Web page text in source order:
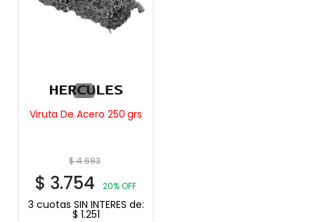
Viruta De Acero 250 grs
$4.693
$ 3.754 20% OFF
3 cuotas SIN INTERES de:
$ 1.251